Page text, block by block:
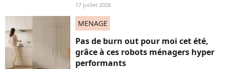
17 juillet 2026
MENAGE
Pas de burn out pour moi cet été,
grâce à ces robots ménagers hyper
performants